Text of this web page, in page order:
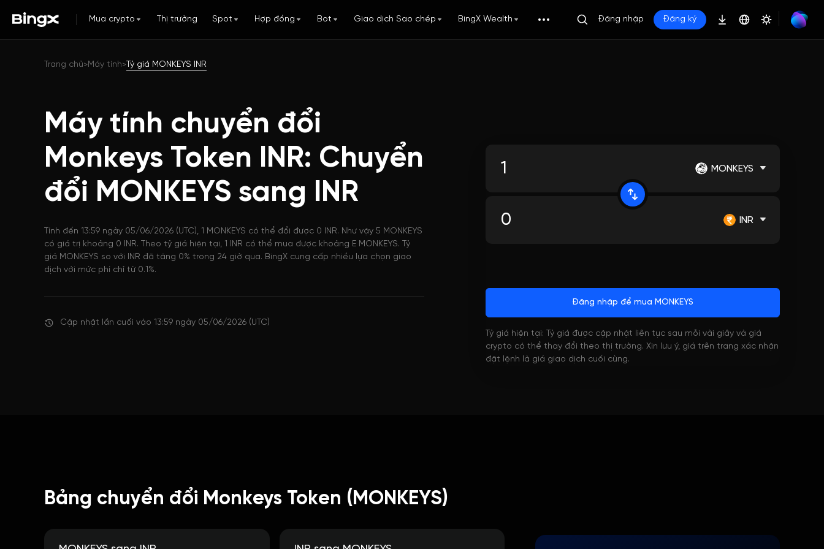
Mua crypto Thị trường Spot Hợp đồng Bot Giao dịch Sao chép BingX Wealth Đăng nhập Đăng ký
Trang chủ>Máy tính> Tỷ giá MONKEYS INR
Máy tính chuyển đổi
Monkeys Token INR: Chuyển
đổi MONKEYS sang INR
Tính đến 13:59 ngày 05/06/2026 (UTC), 1 MONKEYS có thể đổi được 0 INR. Như vậy 5 MONKEYS
có giá trị khoảng 0 INR. Theo tỷ giá hiện tại, 1 INR có thể mua được khoảng E MONKEYS. Tỷ
giá MONKEYS so với INR đã tăng 0% trong 24 giờ qua. BingX cung cấp nhiều lựa chọn giao
dịch với mức phí chỉ từ 0.1%.
Cập nhật lần cuối vào 13:59 ngày 05/06/2026 (UTC)
MONKEYS
INR
Đăng nhập để mua MONKEYS
Tỷ giá hiện tại: Tỷ giá được cập nhật liên tục sau mỗi vài giây và giá
crypto có thể thay đổi theo thị trường. Xin lưu ý, giá trên trang xác nhận
đặt lệnh là giá giao dịch cuối cùng.
Bảng chuyển đổi Monkeys Token (MONKEYS)